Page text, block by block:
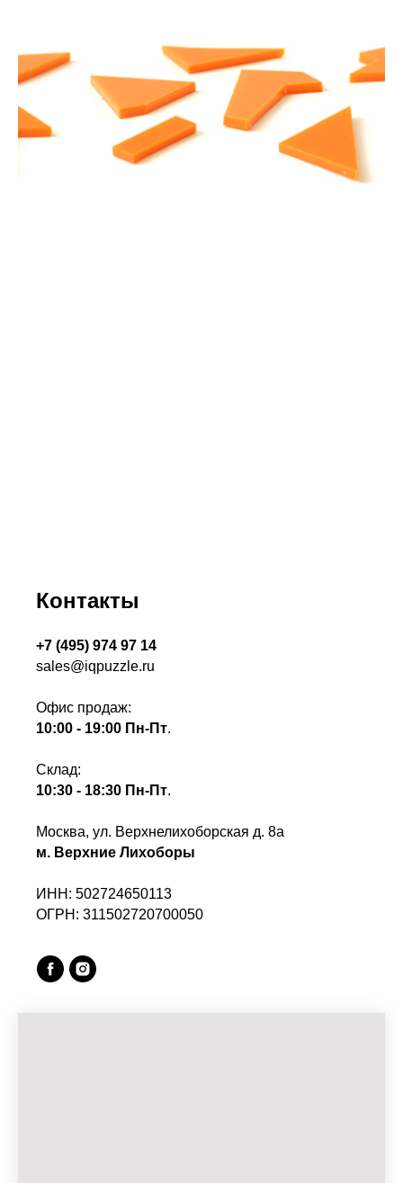
Контакты
+7 (495) 974 97 14
sales@iqpuzzle.ru
Офис продаж:
10:00 - 19:00 Пн-Пт.
Склад:
10:30 - 18:30 Пн-Пт.
Москва, ул. Верхнелихоборская д. 8а
м. Верхние Лихоборы
ИНН: 502724650113
ОГРН: 311502720700050